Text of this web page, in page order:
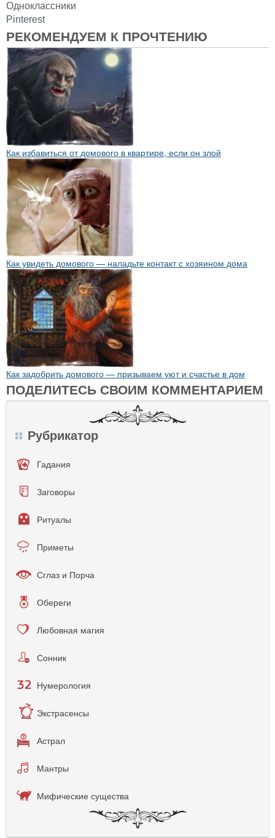
Одноклассники
Pinterest
РЕКОМЕНДУЕМ К ПРОЧТЕНИЮ
Как избавиться от домового в квартире, если он злой
Как увидеть домового — наладьте контакт с хозяином дома
Как задобрить домового — призываем уют и счастье в дом
ПОДЕЛИТЕСЬ СВОИМ КОММЕНТАРИЕМ
Рубрикатор
Гадания
Заговоры
Ритуалы
Приметы
Сглаз и Порча
Обереги
Любовная магия
Сонник
Нумерология
Экстрасенсы
Астрал
Мантры
Мифические существа